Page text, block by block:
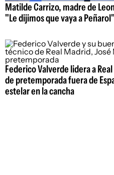
Matilde Carrizo, madre de
"Le dijimos que vaya a
Federico Valverde lidera a
de pretemporada fuera de
estelar en la cancha